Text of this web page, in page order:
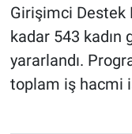
Girişimci Destek
kadar 543
yararlandı.
toplam iş hacmi